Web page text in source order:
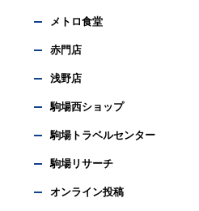
メトロ食堂
赤門店
浅野店
駒場西ショップ
駒場トラベルセンター
駒場リサーチ
オンライン投稿